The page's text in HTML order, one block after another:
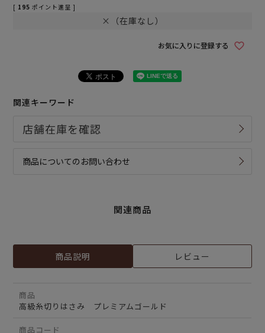
[ 195 ポイント進呈 ]
×（在庫なし）
お気に入りに登録する
関連キーワード
商品についてのお問い合わせ
関連商品
商品説明 レビュー
商品
高級糸切りはさみ プレミアムゴールド
商品コード